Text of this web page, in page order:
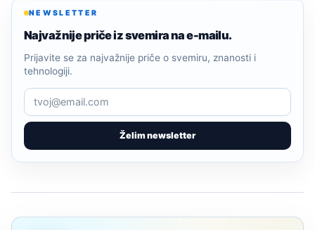
NEWSLETTER
Najvažnije priče iz svemira na e-mailu.
Želim newsletter
Prijavite se za najvažnije priče o svemiru, znanosti i
tehnologiji.